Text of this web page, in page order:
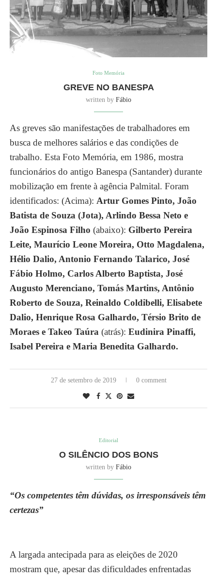
Foto Memória
GREVE NO BANESPA
written by Fábio
As greves são manifestações de trabalhadores em
busca de melhores salários e das condições de
trabalho. Esta Foto Memória, em 1986, mostra
funcionários do antigo Banespa (Santander) durante
mobilização em frente à agência Palmital. Foram
identificados: (Acima): Artur Gomes Pinto, João
Batista de Souza (Jota), Arlindo Bessa Neto e
João Espinosa Filho (abaixo): Gilberto Pereira
Leite, Maurício Leone Moreira, Otto Magdalena,
Hélio Dalio, Antonio Fernando Talarico, José
Fábio Holmo, Carlos Alberto Baptista, José
Augusto Merenciano, Tomás Martins, Antônio
Roberto de Souza, Reinaldo Coldibelli, Elisabete
Dalio, Henrique Rosa Galhardo, Térsio Brito de
Moraes e Takeo Taúra (atrás): Eudinira Pinaffi,
Isabel Pereira e Maria Benedita Galhardo.
27 de setembro de 2019 0 comment
Editorial
O SILÊNCIO DOS BONS
written by Fábio
“Os competentes têm dúvidas, os irresponsáveis têm
certezas”
A largada antecipada para as eleições de 2020
mostram que, apesar das dificuldades enfrentadas